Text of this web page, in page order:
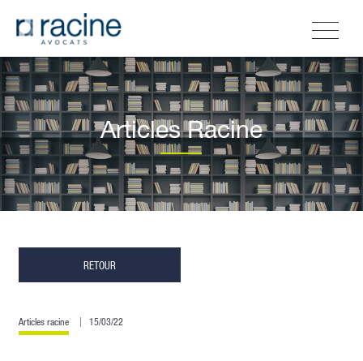
Articles Racine
RETOUR
Articles racine 15/03/22